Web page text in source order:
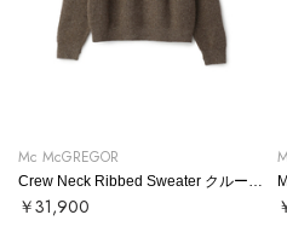
Mc McGREGOR
Crew Neck Ribbed Sweater クルーネックリブニット
￥31,900